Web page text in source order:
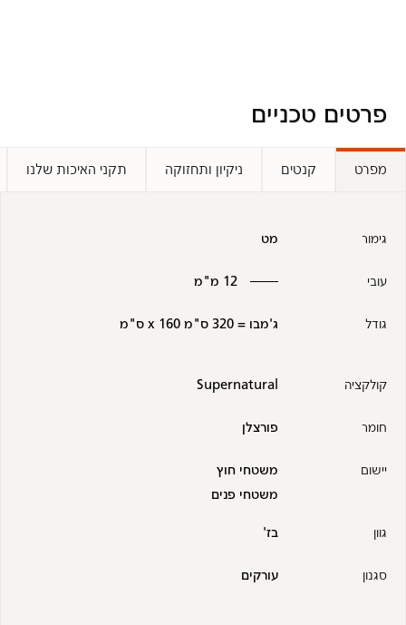
פרטים טכניים
מפרט קנטים ניקיון ותחזוקה תקני האיכות שלנו
גימור מט
עובי 12 מ"מ
גודל ג'מבו = 320 ס"מ x 160 ס"מ
קולקציה Supernatural
חומר פורצלן
יישום
משטחי חוץ
משטחי פנים
גוון בז'
סגנון עורקים